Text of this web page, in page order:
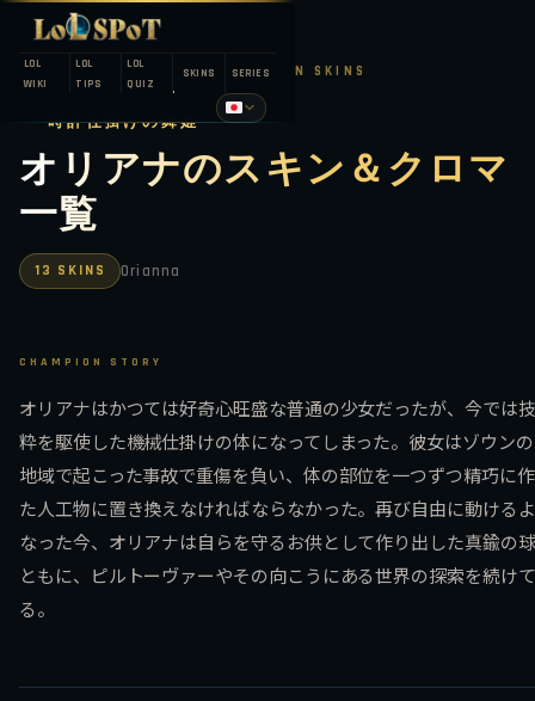
LOL
WIKI
LOL
TIPS
LOL
QUIZ
SKINS SERIES
LEAGUE OF LEGENDS — CHAMPION SKINS
時計仕掛けの舞姫
オリアナのスキン＆クロマ
一覧
13 SKINS Orianna
CHAMPION STORY
オリアナはかつては好奇心旺盛な普通の少女だったが、今では
粋を駆使した機械仕掛けの体になってしまった。彼女はゾウン
地域で起こった事故で重傷を負い、体の部位を一つずつ精巧に
た人工物に置き換えなければならなかった。再び自由に動ける
なった今、オリアナは自らを守るお供として作り出した真鍮の
ともに、ピルトーヴァーやその向こうにある世界の探索を続け
る。